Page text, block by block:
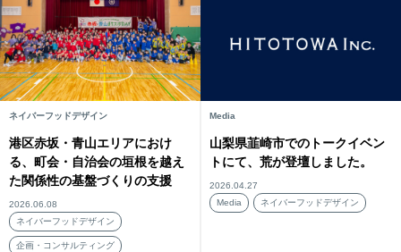
ネイバーフッドデザイン
港区赤坂・青山エリアにおけ
る、町会・自治会の垣根を越え
た関係性の基盤づくりの支援
2026.06.08
ネイバーフッドデザイン
企画・コンサルティング
Media
山梨県韮崎市でのトークイベン
トにて、荒が登壇しました。
2026.04.27
Media
ネイバーフッドデザイン